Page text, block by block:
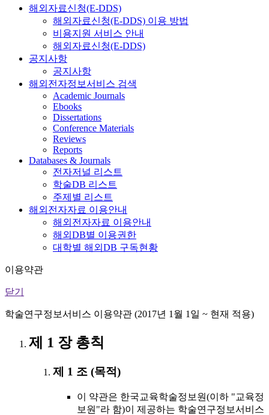
해외자료신청(E-DDS)
해외자료신청(E-DDS) 이용 방법
비용지원 서비스 안내
해외자료신청(E-DDS)
공지사항
공지사항
해외전자정보서비스 검색
Academic Journals
Ebooks
Dissertations
Conference Materials
Reviews
Reports
Databases & Journals
전자저널 리스트
학술DB 리스트
주제별 리스트
해외전자자료 이용안내
해외전자자료 이용안내
해외DB별 이용권한
대학별 해외DB 구독현황
이용약관
닫기
학술연구정보서비스 이용약관 (2017년 1월 1일 ~ 현재 적용)
제 1 장 총칙
제 1 조 (목적)
이 약관은 한국교육학술정보원(이하 "교육정
보원"라 함)이 제공하는 학술연구정보서비스